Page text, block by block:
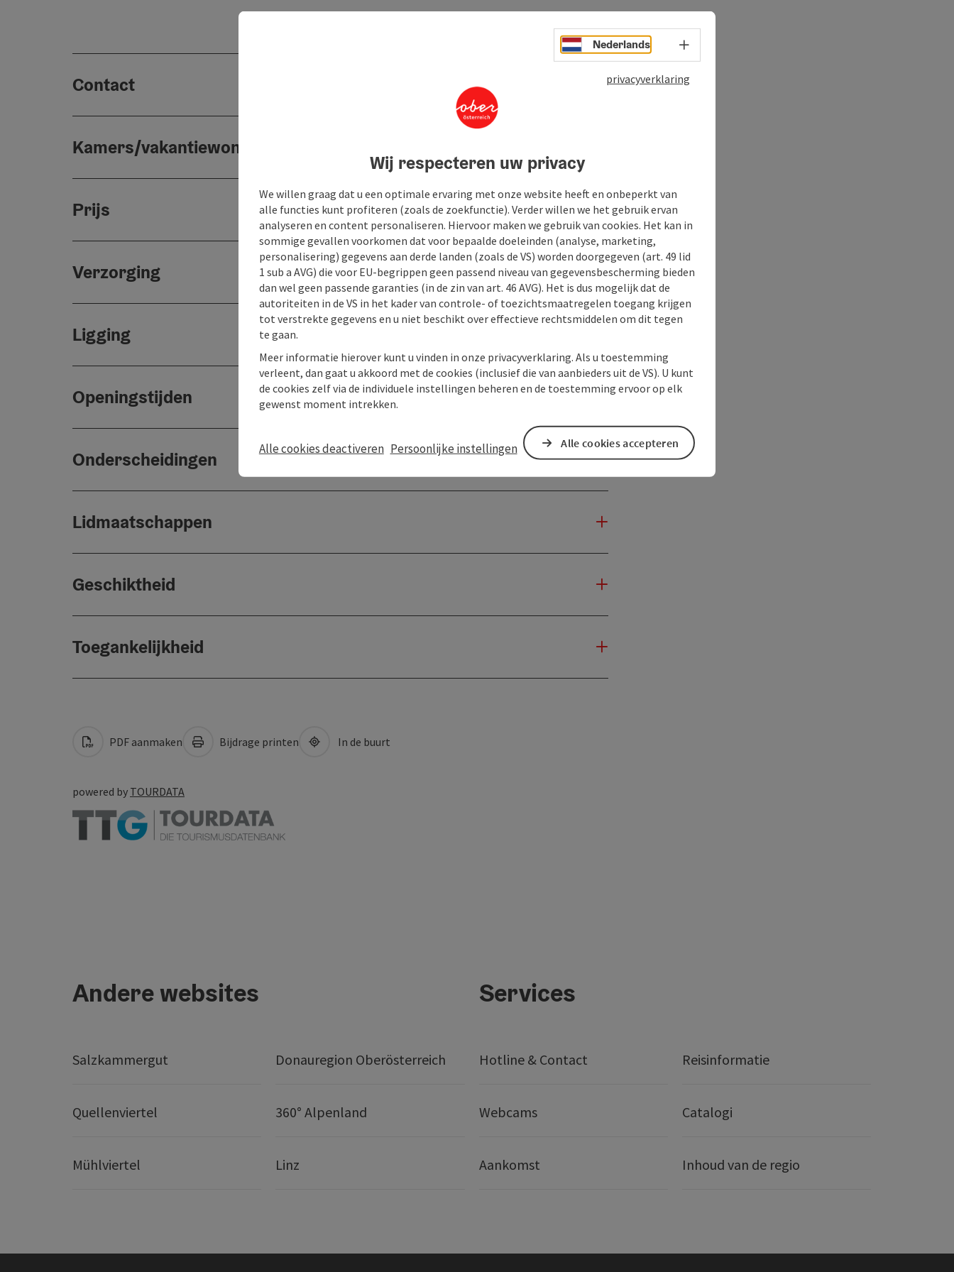
Contact
Kamers/vakantiewoningen
Prijs
Verzorging
Ligging
Openingstijden
Onderscheidingen
Lidmaatschappen
Geschiktheid
Toegankelijkheid
PDF aanmaken Bijdrage printen In de buurt
powered by TOURDATA
Andere websites
Salzkammergut Donauregion Oberösterreich
Quellenviertel 360° Alpenland
Mühlviertel Linz
Services
Hotline & Contact Reisinformatie
Webcams Catalogi
Aankomst Inhoud van de regio
Nederlands Taalkeuze - menu openen
privacyverklaring
Wij respecteren uw privacy
We willen graag dat u een optimale ervaring met onze website heeft en onbeperkt van
alle functies kunt profiteren (zoals de zoekfunctie). Verder willen we het gebruik ervan
analyseren en content personaliseren. Hiervoor maken we gebruik van cookies. Het kan in
sommige gevallen voorkomen dat voor bepaalde doeleinden (analyse, marketing,
personalisering) gegevens aan derde landen (zoals de VS) worden doorgegeven (art. 49 lid
1 sub a AVG) die voor EU-begrippen geen passend niveau van gegevensbescherming bieden
dan wel geen passende garanties (in de zin van art. 46 AVG). Het is dus mogelijk dat de
autoriteiten in de VS in het kader van controle- of toezichtsmaatregelen toegang krijgen
tot verstrekte gegevens en u niet beschikt over effectieve rechtsmiddelen om dit tegen
te gaan.
Meer informatie hierover kunt u vinden in onze privacyverklaring. Als u toestemming
verleent, dan gaat u akkoord met de cookies (inclusief die van aanbieders uit de VS). U kunt
de cookies zelf via de individuele instellingen beheren en de toestemming ervoor op elk
gewenst moment intrekken.
Alle cookies deactiveren Persoonlijke instellingen Alle cookies accepteren